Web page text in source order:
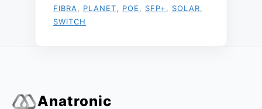
FIBRA
PLANET POE SFP+ SOLAR
SWITCH
Anatronic